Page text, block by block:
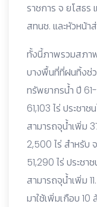
ราชการ จ ยโสธร
สทนช. และหัวหน้า
ทั้งนี้ภาพรวมสภา
บางพื้นที่ที่ฝนทิ้งช่
ทรัพยากรน้ำ ปี
61,103 ไร่ ประชา
สามารถจุน้ำเพิ่ม
2,500 ไร่ สำหรับ
51,290 ไร่ ประชา
สามารถจุน้ำเพิ่ม
มาใช้เพิ่มเกือบ 10